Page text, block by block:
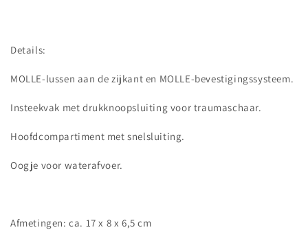
Details:
MOLLE-lussen aan de zijkant en MOLLE-bevestigingssysteem.
Insteekvak met drukknoopsluiting voor traumaschaar.
Hoofdcompartiment met snelsluiting.
Oogje voor waterafvoer.
Afmetingen: ca. 17 x 8 x 6,5 cm